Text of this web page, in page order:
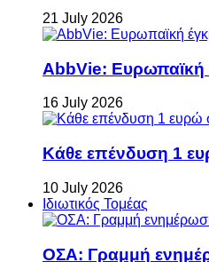
21 July 2026
AbbVie: Ευρωπαϊκή
16 July 2026
Κάθε επένδυση 1
10 July 2026
Ιδιωτικός Τομέας
ΟΣΑ: Γραμμή